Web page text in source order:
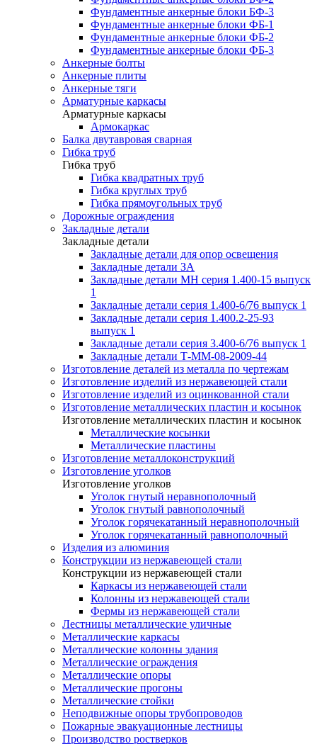
Фундаментные анкерные блоки БФ-3
Фундаментные анкерные блоки ФБ-1
Фундаментные анкерные блоки ФБ-2
Фундаментные анкерные блоки ФБ-3
Анкерные болты
Анкерные плиты
Анкерные тяги
Арматурные каркасы
Арматурные каркасы
Армокаркас
Балка двутавровая сварная
Гибка труб
Гибка труб
Гибка квадратных труб
Гибка круглых труб
Гибка прямоугольных труб
Дорожные ограждения
Закладные детали
Закладные детали
Закладные детали для опор освещения
Закладные детали ЗА
Закладные детали МН серия 1.400-15 выпуск
1
Закладные детали серия 1.400-6/76 выпуск 1
Закладные детали серия 1.400.2-25-93
выпуск 1
Закладные детали серия 3.400-6/76 выпуск 1
Закладные детали Т-ММ-08-2009-44
Изготовление деталей из металла по чертежам
Изготовление изделий из нержавеющей стали
Изготовление изделий из оцинкованной стали
Изготовление металлических пластин и косынок
Изготовление металлических пластин и косынок
Металлические косынки
Металлические пластины
Изготовление металлоконструкций
Изготовление уголков
Изготовление уголков
Уголок гнутый неравнополочный
Уголок гнутый равнополочный
Уголок горячекатанный неравнополочный
Уголок горячекатанный равнополочный
Изделия из алюминия
Конструкции из нержавеющей стали
Конструкции из нержавеющей стали
Каркасы из нержавеющей стали
Колонны из нержавеющей стали
Фермы из нержавеющей стали
Лестницы металлические уличные
Металлические каркасы
Металлические колонны здания
Металлические ограждения
Металлические опоры
Металлические прогоны
Металлические стойки
Неподвижные опоры трубопроводов
Пожарные эвакуационные лестницы
Производство ростверков